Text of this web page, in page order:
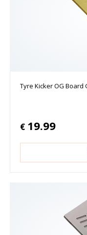
Tyre Kicker OG Board
€ 19.99